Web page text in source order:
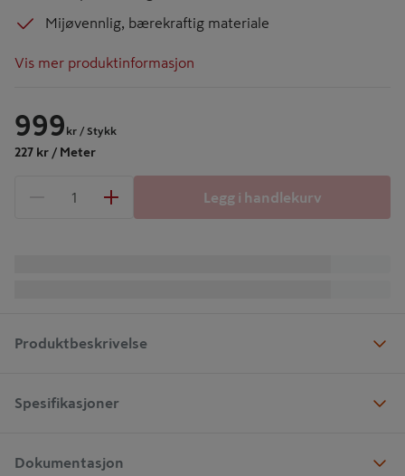
Mijøvennlig, bærekraftig materiale
Vis mer produktinformasjon
999 kr / Stykk
227 kr / Meter
1 produkter
Legg i handlekurv
Produktbeskrivelse
Spesifikasjoner
Dokumentasjon